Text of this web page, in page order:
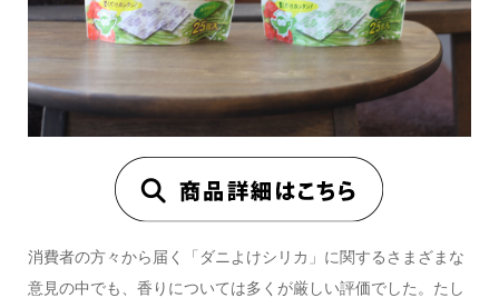
消費者の方々から届く「ダニよけシリカ」に関するさまざまな
意見の中でも、香りについては多くが厳しい評価でした。たし